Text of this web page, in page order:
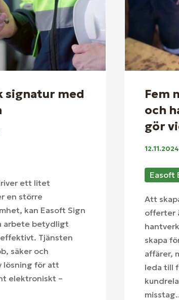
signatur med
ett litet
en större
kan Easoft Sign
arbete betydligt
Tjänsten
säker och
lösning för att
elektroniskt –
Fem
och
gör
12.11.2024
Easoft
Att
offerter
skapa
affärer,
leda till